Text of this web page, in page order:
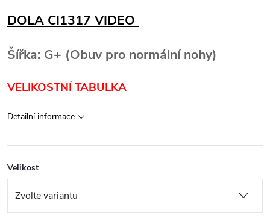
DOLA CI1317 VIDEO
Šířka: G+ (Obuv pro normální nohy)
VELIKOSTNÍ TABULKA
Detailní informace
Velikost